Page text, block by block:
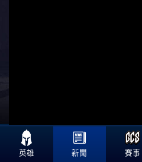
英雄 新聞 賽事